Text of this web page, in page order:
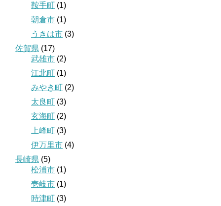
鞍手町 (1)
朝倉市 (1)
うきは市 (3)
佐賀県 (17)
武雄市 (2)
江北町 (1)
みやき町 (2)
太良町 (3)
玄海町 (2)
上峰町 (3)
伊万里市 (4)
長崎県 (5)
松浦市 (1)
壱岐市 (1)
時津町 (3)